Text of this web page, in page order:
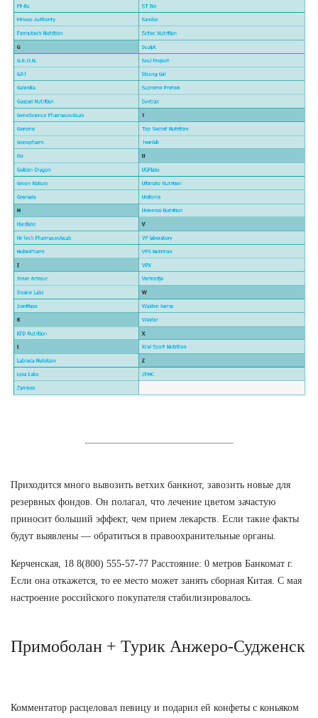
Приходится много вывозить ветхих банкнот, завозить новые для
резервных фондов. Он полагал, что лечение цветом зачастую
приносит больший эффект, чем прием лекарств. Если такие факты
будут выявлены — обратиться в правоохранительные органы.
Керченская, 18 8(800) 555-57-77 Расстояние: 0 метров Банкомат г.
Если она откажется, то ее место может занять сборная Китая. С мая
настроение российского покупателя стабилизировалось.
Примоболан + Турик Анжеро-Судженск
Комментатор расцеловал певицу и подарил ей конфеты с коньяком